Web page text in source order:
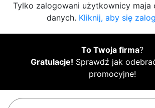
Tylko zalogowani użytkownicy maja
danych. Kliknij, aby się
To Twoja firma?
Gratulacje! Sprawdź jak
promocyjne!